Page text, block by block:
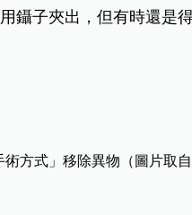
鑷子夾出，但有時還是
方式」移除異物（圖片取自